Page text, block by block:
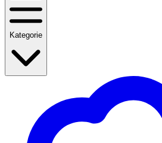
Kategorie